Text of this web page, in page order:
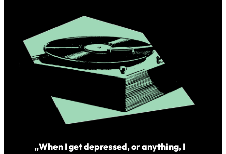
„When I get depressed, or anything, I